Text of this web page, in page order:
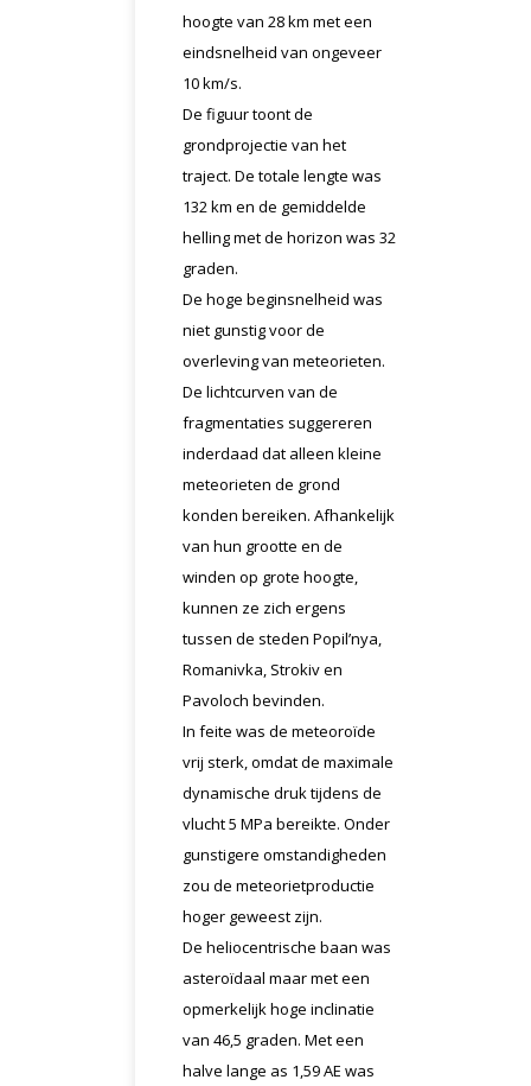
hoogte van 28 km met een
eindsnelheid van ongeveer
10 km/s.
De figuur toont de
grondprojectie van het
traject. De totale lengte was
132 km en de gemiddelde
helling met de horizon was 32
graden.
De hoge beginsnelheid was
niet gunstig voor de
overleving van meteorieten.
De lichtcurven van de
fragmentaties suggereren
inderdaad dat alleen kleine
meteorieten de grond
konden bereiken. Afhankelijk
van hun grootte en de
winden op grote hoogte,
kunnen ze zich ergens
tussen de steden Popil’nya,
Romanivka, Strokiv en
Pavoloch bevinden.
In feite was de meteoroïde
vrij sterk, omdat de maximale
dynamische druk tijdens de
vlucht 5 MPa bereikte. Onder
gunstigere omstandigheden
zou de meteorietproductie
hoger geweest zijn.
De heliocentrische baan was
asteroïdaal maar met een
opmerkelijk hoge inclinatie
van 46,5 graden. Met een
halve lange as 1,59 AE was